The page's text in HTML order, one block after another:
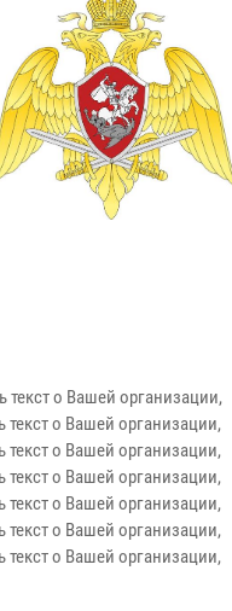
о Вашей организации,
о Вашей организации,
о Вашей организации,
о Вашей организации,
о Вашей организации,
о Вашей организации,
о Вашей организации,